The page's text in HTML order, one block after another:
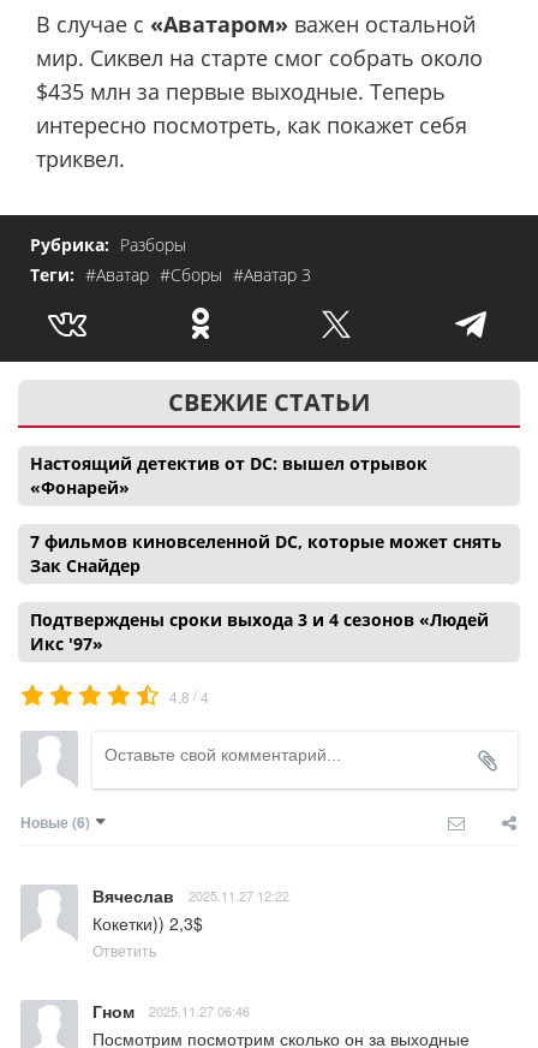
В случае с «Аватаром» важен остальной
мир. Сиквел на старте смог собрать около
$435 млн за первые выходные. Теперь
интересно посмотреть, как покажет себя
триквел.
Рубрика: Разборы
Теги: #Аватар #Сборы #Аватар 3
СВЕЖИЕ СТАТЬИ
Настоящий детектив от DC: вышел отрывок
«Фонарей»
7 фильмов киновселенной DC, которые может снять
Зак Снайдер
Подтверждены сроки выхода 3 и 4 сезонов «Людей
Икс '97»
4.8 /4
Новые (6)
Вячеслав 2025.11.27 12:22
Кокетки)) 2,3$
Ответить
Гном 2025.11.27 06:46
Посмотрим посмотрим сколько он за выходные